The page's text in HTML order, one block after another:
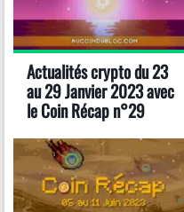
Actualités crypto du 23
au 29 Janvier 2023 avec
le Coin Récap n°29